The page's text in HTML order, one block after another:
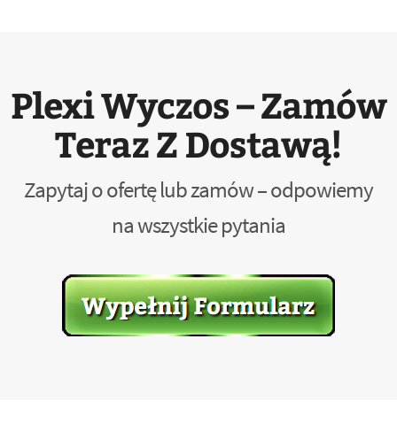
Plexi Wyczos – Zamów
Teraz Z Dostawą!
Zapytaj o ofertę lub zamów – odpowiemy
na wszystkie pytania